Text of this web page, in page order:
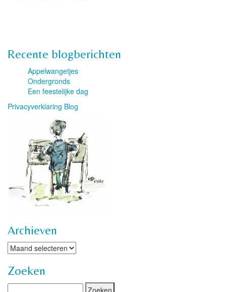
Recente blogberichten
Appelwangetjes
Ondergronds
Een feestelijke dag
Privacyverklaring Blog
Archieven
Archieven
Zoeken